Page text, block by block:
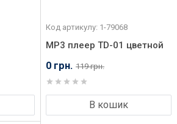
Код артикулу: 1-79068
MP3 плеер TD-01 цветной
0 грн. 119 грн.
В кошик